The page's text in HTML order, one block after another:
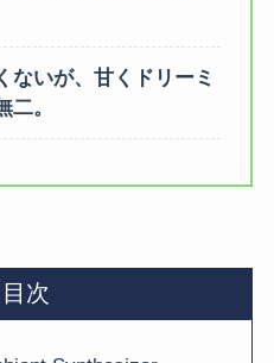
ないが、甘くドリーミ
。
目次